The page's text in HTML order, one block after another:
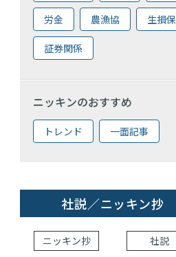
労金 農漁協 生損保
証券関係
ニッキンのおすすめ
トレンド 一面記事
社説／ニッキン抄
ニッキン抄 社説